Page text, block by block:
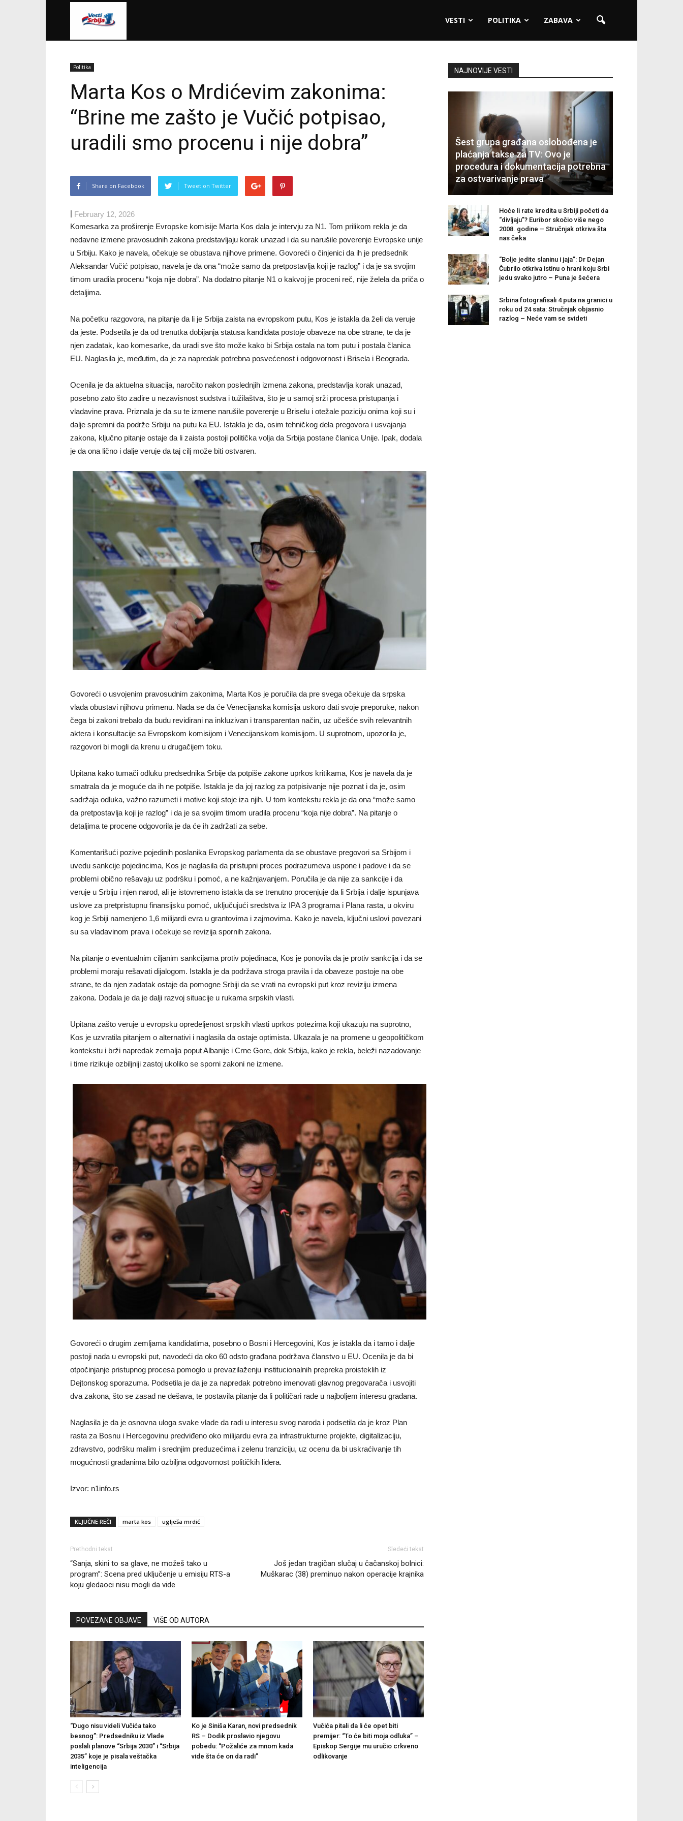
VESTI POLITIKA ZABAVA
Politika
Marta Kos o Mrdićevim zakonima:
“Brine me zašto je Vučić potpisao,
uradili smo procenu i nije dobra”
Share on Facebook Tweet on Twitter
| February 12, 2026
Komesarka za proširenje Evropske komisije Marta Kos dala je intervju za N1. Tom prilikom rekla je da
nedavne izmene pravosudnih zakona predstavljaju korak unazad i da su narušile poverenje Evropske unije
u Srbiju. Kako je navela, očekuje se obustava njihove primene. Govoreći o činjenici da ih je predsednik
Aleksandar Vučić potpisao, navela je da ona “može samo da pretpostavlja koji je razlog” i da je sa svojim
timom uradila procenu “koja nije dobra”. Na dodatno pitanje N1 o kakvoj je proceni reč, nije želela da priča o
detaljima.
Na početku razgovora, na pitanje da li je Srbija zaista na evropskom putu, Kos je istakla da želi da veruje
da jeste. Podsetila je da od trenutka dobijanja statusa kandidata postoje obaveze na obe strane, te da je
njen zadatak, kao komesarke, da uradi sve što može kako bi Srbija ostala na tom putu i postala članica
EU. Naglasila je, međutim, da je za napredak potrebna posvećenost i odgovornost i Brisela i Beograda.
Ocenila je da aktuelna situacija, naročito nakon poslednjih izmena zakona, predstavlja korak unazad,
posebno zato što zadire u nezavisnost sudstva i tužilaštva, što je u samoj srži procesa pristupanja i
vladavine prava. Priznala je da su te izmene narušile poverenje u Briselu i otežale poziciju onima koji su i
dalje spremni da podrže Srbiju na putu ka EU. Istakla je da, osim tehničkog dela pregovora i usvajanja
zakona, ključno pitanje ostaje da li zaista postoji politička volja da Srbija postane članica Unije. Ipak, dodala
je da ona lično i dalje veruje da taj cilj može biti ostvaren.
Govoreći o usvojenim pravosudnim zakonima, Marta Kos je poručila da pre svega očekuje da srpska
vlada obustavi njihovu primenu. Nada se da će Venecijanska komisija uskoro dati svoje preporuke, nakon
čega bi zakoni trebalo da budu revidirani na inkluzivan i transparentan način, uz učešće svih relevantnih
aktera i konsultacije sa Evropskom komisijom i Venecijanskom komisijom. U suprotnom, upozorila je,
razgovori bi mogli da krenu u drugačijem toku.
Upitana kako tumači odluku predsednika Srbije da potpiše zakone uprkos kritikama, Kos je navela da je
smatrala da je moguće da ih ne potpiše. Istakla je da joj razlog za potpisivanje nije poznat i da je, osim
sadržaja odluka, važno razumeti i motive koji stoje iza njih. U tom kontekstu rekla je da ona “može samo
da pretpostavlja koji je razlog” i da je sa svojim timom uradila procenu “koja nije dobra”. Na pitanje o
detaljima te procene odgovorila je da će ih zadržati za sebe.
Komentarišući pozive pojedinih poslanika Evropskog parlamenta da se obustave pregovori sa Srbijom i
uvedu sankcije pojedincima, Kos je naglasila da pristupni proces podrazumeva uspone i padove i da se
problemi obično rešavaju uz podršku i pomoć, a ne kažnjavanjem. Poručila je da nije za sankcije i da
veruje u Srbiju i njen narod, ali je istovremeno istakla da se trenutno procenjuje da li Srbija i dalje ispunjava
uslove za pretpristupnu finansijsku pomoć, uključujući sredstva iz IPA 3 programa i Plana rasta, u okviru
kog je Srbiji namenjeno 1,6 milijardi evra u grantovima i zajmovima. Kako je navela, ključni uslovi povezani
su sa vladavinom prava i očekuje se revizija spornih zakona.
Na pitanje o eventualnim ciljanim sankcijama protiv pojedinaca, Kos je ponovila da je protiv sankcija i da se
problemi moraju rešavati dijalogom. Istakla je da podržava stroga pravila i da obaveze postoje na obe
strane, te da njen zadatak ostaje da pomogne Srbiji da se vrati na evropski put kroz reviziju izmena
zakona. Dodala je da je dalji razvoj situacije u rukama srpskih vlasti.
Upitana zašto veruje u evropsku opredeljenost srpskih vlasti uprkos potezima koji ukazuju na suprotno,
Kos je uzvratila pitanjem o alternativi i naglasila da ostaje optimista. Ukazala je na promene u geopolitičkom
kontekstu i brži napredak zemalja poput Albanije i Crne Gore, dok Srbija, kako je rekla, beleži nazadovanje
i time rizikuje ozbiljniji zastoj ukoliko se sporni zakoni ne izmene.
Govoreći o drugim zemljama kandidatima, posebno o Bosni i Hercegovini, Kos je istakla da i tamo i dalje
postoji nada u evropski put, navodeći da oko 60 odsto građana podržava članstvo u EU. Ocenila je da bi
otpočinjanje pristupnog procesa pomoglo u prevazilaženju institucionalnih prepreka proisteklih iz
Dejtonskog sporazuma. Podsetila je da je za napredak potrebno imenovati glavnog pregovarača i usvojiti
dva zakona, što se zasad ne dešava, te postavila pitanje da li političari rade u najboljem interesu građana.
Naglasila je da je osnovna uloga svake vlade da radi u interesu svog naroda i podsetila da je kroz Plan
rasta za Bosnu i Hercegovinu predviđeno oko milijardu evra za infrastrukturne projekte, digitalizaciju,
zdravstvo, podršku malim i srednjim preduzećima i zelenu tranziciju, uz ocenu da bi uskraćivanje tih
mogućnosti građanima bilo ozbiljna odgovornost političkih lidera.
Izvor: n1info.rs
KLJUČNE REČI marta kos uglješa mrdić
Prethodni tekst
“Sanja, skini to sa glave, ne možeš tako u
program”: Scena pred uključenje u emisiju RTS-a
koju gledaoci nisu mogli da vide
Sledeći tekst
Još jedan tragičan slučaj u čačanskoj bolnici:
Muškarac (38) preminuo nakon operacije krajnika
POVEZANE OBJAVE VIŠE OD AUTORA
“Dugo nisu videli Vučića tako
besnog”: Predsedniku iz Vlade
poslali planove “Srbija 2030” i “Srbija
2035” koje je pisala veštačka
inteligencija
Ko je Siniša Karan, novi predsednik
RS – Dodik proslavio njegovu
pobedu: “Požaliće za mnom kada
vide šta će on da radi”
Vučića pitali da li će opet biti
premijer: “To će biti moja odluka” –
Episkop Sergije mu uručio crkveno
odlikovanje
NAJNOVIJE VESTI
Šest grupa građana oslobođena je
plaćanja takse za TV: Ovo je
procedura i dokumentacija potrebna
za ostvarivanje prava
Hoće li rate kredita u Srbiji početi da
“divljaju”? Euribor skočio više nego
2008. godine – Stručnjak otkriva šta
nas čeka
“Bolje jedite slaninu i jaja”: Dr Dejan
Čubrilo otkriva istinu o hrani koju Srbi
jedu svako jutro – Puna je šećera
Srbina fotografisali 4 puta na granici u
roku od 24 sata: Stručnjak objasnio
razlog – Neće vam se svideti